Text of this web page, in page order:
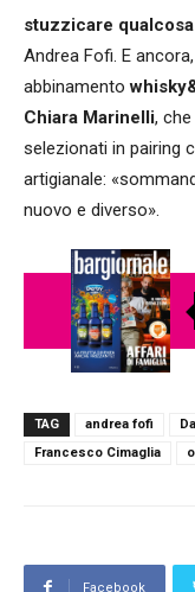
stuzzicare
Andrea Fofi. E
abbinamento
Chiara Marinelli,
selezionati in pairing
artigianale:
nuovo e diverso».
TAG andrea fofi
Francesco Cimaglia
Facebook